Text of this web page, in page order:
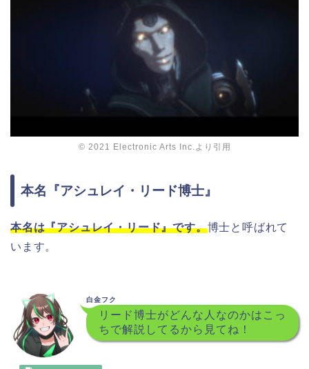
© 2021 Electronic Arts Inc.より引用
本名『アシュレイ・リード博士』
本名は『アシュレイ・リード』です。博士と呼ばれて
います。
白金フク
リード博士がどんな人なのかはこっ
ちで解説してるから見てね！